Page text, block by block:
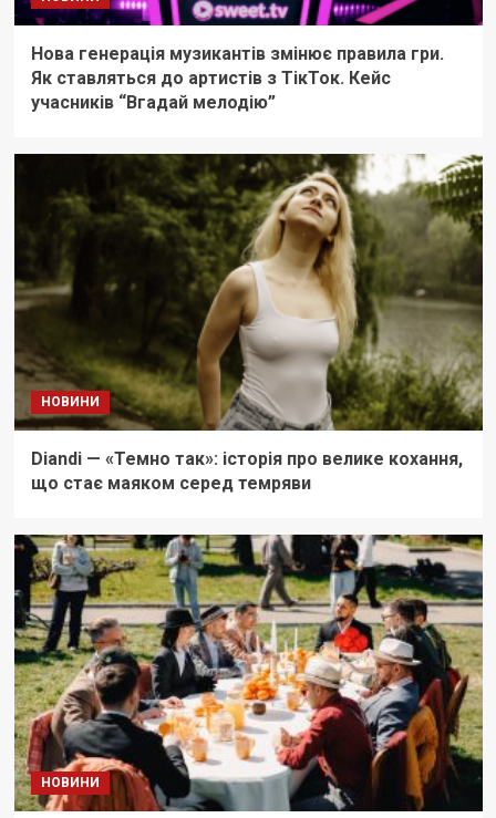
Нова генерація музикантів змінює правила гри.
Як ставляться до артистів з ТікТок. Кейс
учасників “Вгадай мелодію”
НОВИНИ
Diandi — «Темно так»: історія про велике кохання,
що стає маяком серед темряви
НОВИНИ